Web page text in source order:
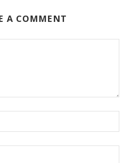
A COMMENT